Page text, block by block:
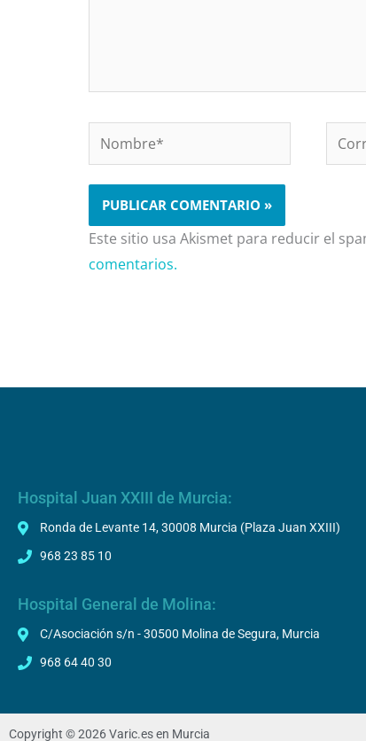
Nombre*
Correo
Este sitio usa Akismet para reducir el
comentarios.
Hospital Juan XXIII de Murcia:
Ronda de Levante 14, 30008 Murcia (Plaza Juan XXIII)
968 23 85 10
Hospital General de Molina:
C/Asociación s/n - 30500 Molina de Segura, Murcia
968 64 40 30
Copyright © 2026 Varic.es en Murcia